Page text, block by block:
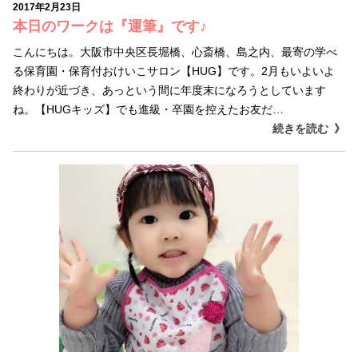
2017年2月23日
本日のワークは『運筆』です♪
こんにちは。大阪市中央区長堀橋、心斎橋、島之内、最寄の学べ
る保育園・保育付おけいこサロン【HUG】です。2月もいよいよ
終わりが近づき、あっという間に年度末になろうとしています
ね。【HUGキッズ】でも進級・卒園を控えたお友だ…
続きを読む